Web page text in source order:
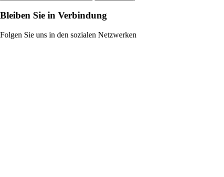
Bleiben Sie in Verbindung
Folgen Sie uns in den sozialen Netzwerken